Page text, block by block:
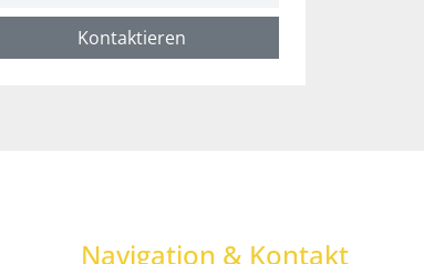
Kontaktieren
Navigation & Kontakt